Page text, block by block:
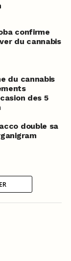
confirme
du cannabis
du cannabis
des 5
double sa